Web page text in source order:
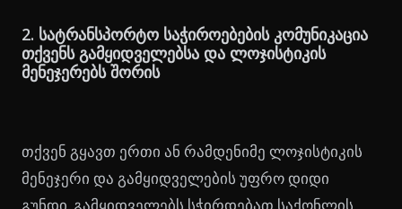
2. სატრანსპორტო საჭიროებების კომუნიკაცია
თქვენს გამყიდველებსა და ლოჯისტიკის
მენეჯერებს შორის
თქვენ გყავთ ერთი ან რამდენიმე ლოჯისტიკის
მენეჯერი და გამყიდველების უფრო დიდი
გუნდი. გამყიდველებს სჭირდებათ საქონლის